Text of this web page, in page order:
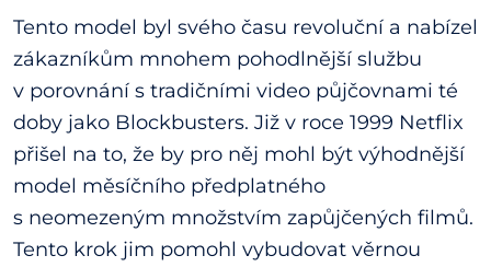
Tento model byl svého času revoluční a nabízel
zákazníkům mnohem pohodlnější službu
v porovnání s tradičními video půjčovnami té
doby jako Blockbusters. Již v roce 1999 Netflix
přišel na to, že by pro něj mohl být výhodnější
model měsíčního předplatného
s neomezeným množstvím zapůjčených filmů.
Tento krok jim pomohl vybudovat věrnou